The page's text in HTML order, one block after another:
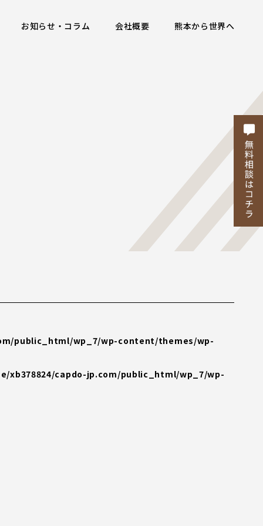
お知らせ・コラム 会社概要 熊本から世界へ
public_html/wp_7/wp-content/themes/wp-
xb378824/capdo-jp.com/public_html/wp_7/wp-